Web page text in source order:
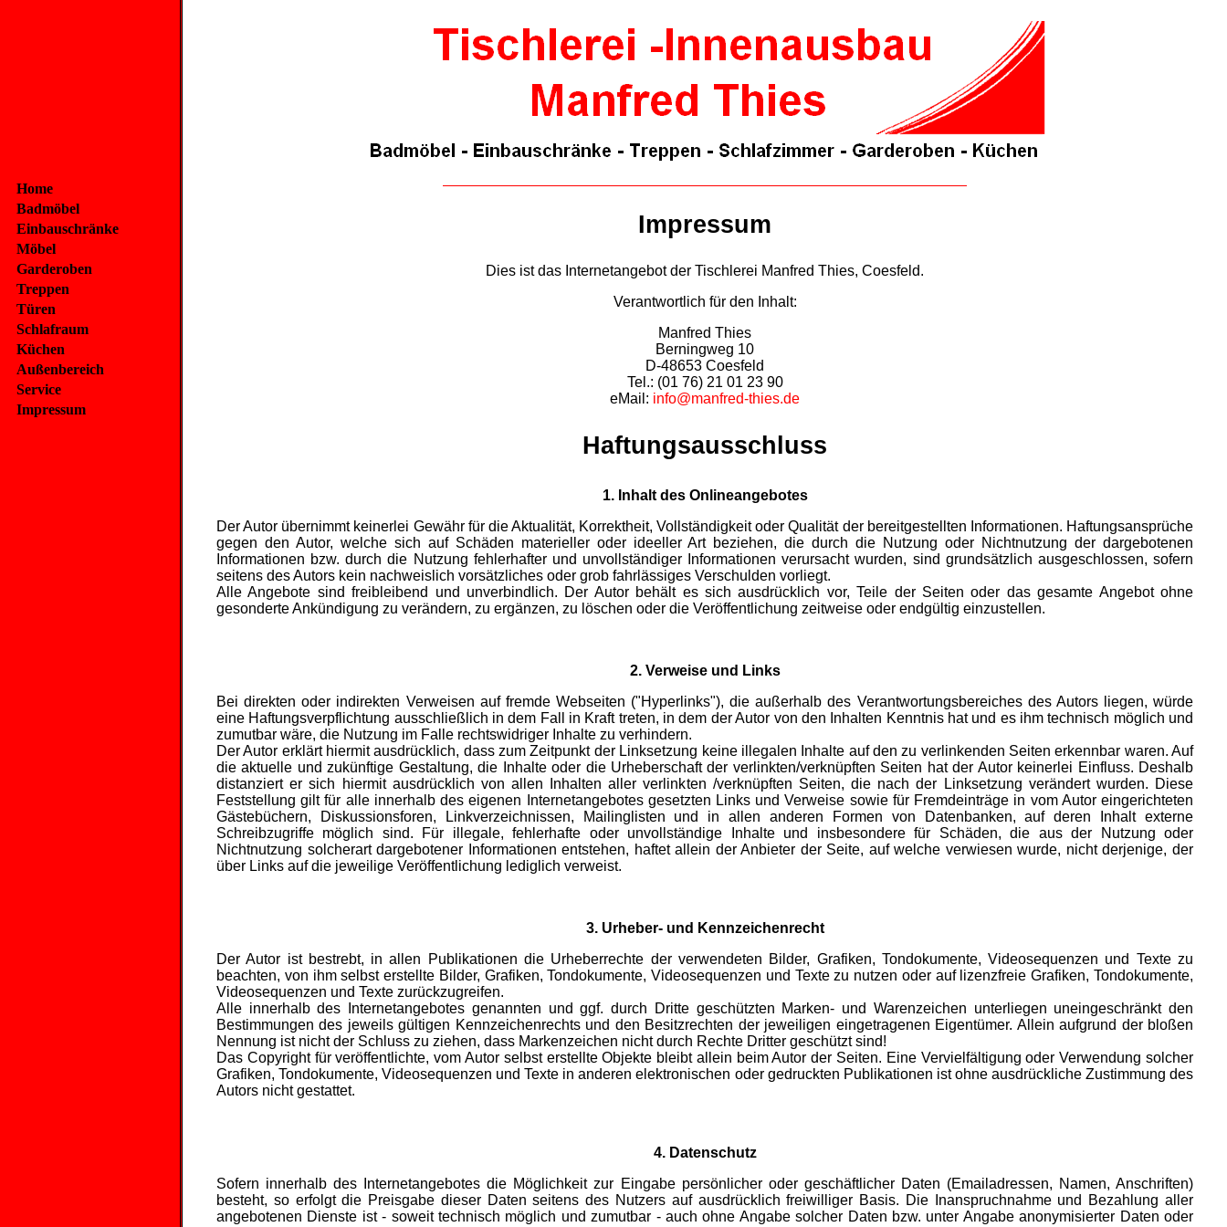
Home
Badmöbel
Einbauschränke
Möbel
Garderoben
Treppen
Türen
Schlafraum
Küchen
Außenbereich
Service
Impressum
Impressum
Dies ist das Internetangebot der Tischlerei Manfred Thies, Coesfeld.
Verantwortlich für den Inhalt:
Manfred Thies
Berningweg 10
D-48653 Coesfeld
Tel.: (01 76) 21 01 23 90
eMail: info@manfred-thies.de
Haftungsausschluss
1. Inhalt des Onlineangebotes
Der Autor übernimmt keinerlei Gewähr für die Aktualität, Korrektheit, Vollständigkeit oder Qualität der bereitgestellten Informationen. Haftungsansprüche
gegen den Autor, welche sich auf Schäden materieller oder ideeller Art beziehen, die durch die Nutzung oder Nichtnutzung der dargebotenen
Informationen bzw. durch die Nutzung fehlerhafter und unvollständiger Informationen verursacht wurden, sind grundsätzlich ausgeschlossen, sofern
seitens des Autors kein nachweislich vorsätzliches oder grob fahrlässiges Verschulden vorliegt.
Alle Angebote sind freibleibend und unverbindlich. Der Autor behält es sich ausdrücklich vor, Teile der Seiten oder das gesamte Angebot ohne
gesonderte Ankündigung zu verändern, zu ergänzen, zu löschen oder die Veröffentlichung zeitweise oder endgültig einzustellen.
2. Verweise und Links
Bei direkten oder indirekten Verweisen auf fremde Webseiten ("Hyperlinks"), die außerhalb des Verantwortungsbereiches des Autors liegen, würde
eine Haftungsverpflichtung ausschließlich in dem Fall in Kraft treten, in dem der Autor von den Inhalten Kenntnis hat und es ihm technisch möglich und
zumutbar wäre, die Nutzung im Falle rechtswidriger Inhalte zu verhindern.
Der Autor erklärt hiermit ausdrücklich, dass zum Zeitpunkt der Linksetzung keine illegalen Inhalte auf den zu verlinkenden Seiten erkennbar waren. Auf
die aktuelle und zukünftige Gestaltung, die Inhalte oder die Urheberschaft der verlinkten/verknüpften Seiten hat der Autor keinerlei Einfluss. Deshalb
distanziert er sich hiermit ausdrücklich von allen Inhalten aller verlinkten /verknüpften Seiten, die nach der Linksetzung verändert wurden. Diese
Feststellung gilt für alle innerhalb des eigenen Internetangebotes gesetzten Links und Verweise sowie für Fremdeinträge in vom Autor eingerichteten
Gästebüchern, Diskussionsforen, Linkverzeichnissen, Mailinglisten und in allen anderen Formen von Datenbanken, auf deren Inhalt externe
Schreibzugriffe möglich sind. Für illegale, fehlerhafte oder unvollständige Inhalte und insbesondere für Schäden, die aus der Nutzung oder
Nichtnutzung solcherart dargebotener Informationen entstehen, haftet allein der Anbieter der Seite, auf welche verwiesen wurde, nicht derjenige, der
über Links auf die jeweilige Veröffentlichung lediglich verweist.
3. Urheber- und Kennzeichenrecht
Der Autor ist bestrebt, in allen Publikationen die Urheberrechte der verwendeten Bilder, Grafiken, Tondokumente, Videosequenzen und Texte zu
beachten, von ihm selbst erstellte Bilder, Grafiken, Tondokumente, Videosequenzen und Texte zu nutzen oder auf lizenzfreie Grafiken, Tondokumente,
Videosequenzen und Texte zurückzugreifen.
Alle innerhalb des Internetangebotes genannten und ggf. durch Dritte geschützten Marken- und Warenzeichen unterliegen uneingeschränkt den
Bestimmungen des jeweils gültigen Kennzeichenrechts und den Besitzrechten der jeweiligen eingetragenen Eigentümer. Allein aufgrund der bloßen
Nennung ist nicht der Schluss zu ziehen, dass Markenzeichen nicht durch Rechte Dritter geschützt sind!
Das Copyright für veröffentlichte, vom Autor selbst erstellte Objekte bleibt allein beim Autor der Seiten. Eine Vervielfältigung oder Verwendung solcher
Grafiken, Tondokumente, Videosequenzen und Texte in anderen elektronischen oder gedruckten Publikationen ist ohne ausdrückliche Zustimmung des
Autors nicht gestattet.
4. Datenschutz
Sofern innerhalb des Internetangebotes die Möglichkeit zur Eingabe persönlicher oder geschäftlicher Daten (Emailadressen, Namen, Anschriften)
besteht, so erfolgt die Preisgabe dieser Daten seitens des Nutzers auf ausdrücklich freiwilliger Basis. Die Inanspruchnahme und Bezahlung aller
angebotenen Dienste ist - soweit technisch möglich und zumutbar - auch ohne Angabe solcher Daten bzw. unter Angabe anonymisierter Daten oder